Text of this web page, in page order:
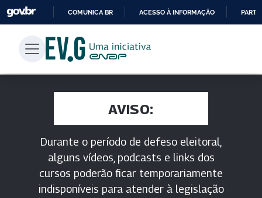
PARA
CONTEÚDO
COMUNICA BR ACESSO À INFORMAÇÃO
AVISO:
Durante o período de defeso eleitoral,
alguns vídeos, podcasts e links dos
cursos poderão ficar temporariamente
indisponíveis para atender à legislação